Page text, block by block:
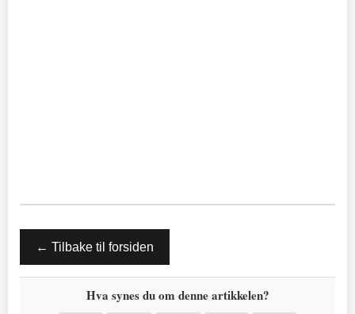
← Tilbake til forsiden
Hva synes du om denne artikkelen?